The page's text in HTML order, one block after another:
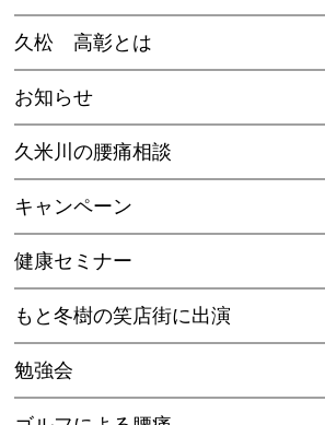
久松 高彰とは
お知らせ
久米川の腰痛相談
キャンペーン
健康セミナー
もと冬樹の笑店街に出演
勉強会